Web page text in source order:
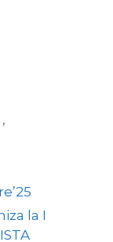
,
la I